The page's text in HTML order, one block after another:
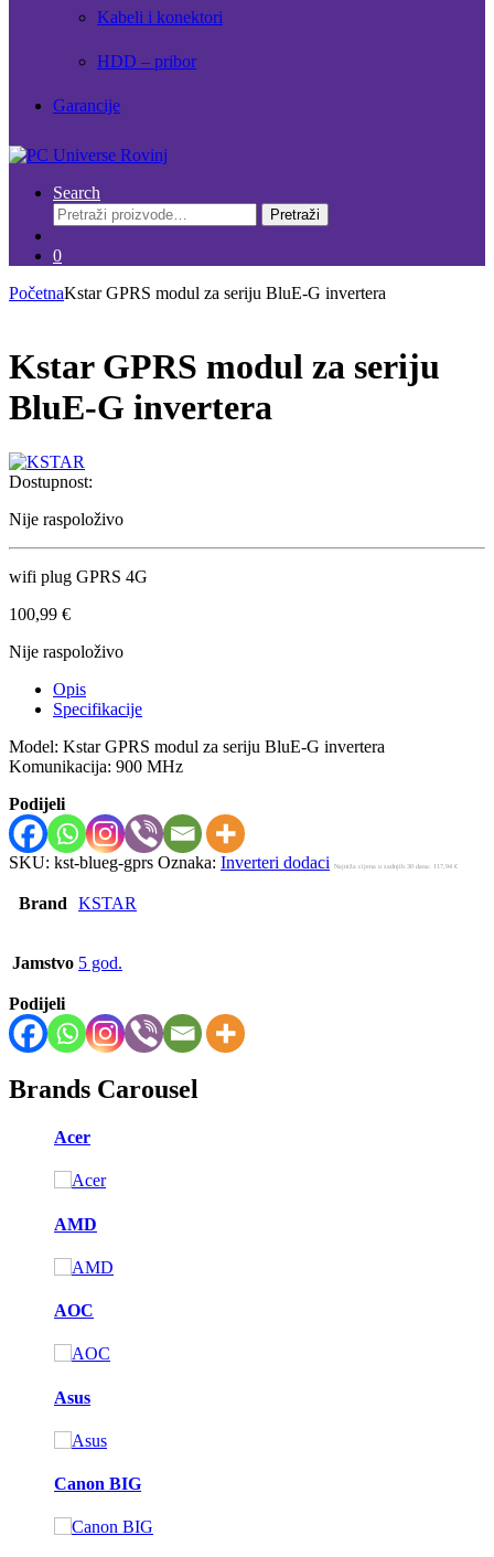
Kabeli i konektori
HDD – pribor
Garancije
Search
Pretraži:
Pretraži
0
PočetnaKstar GPRS modul za seriju BluE-G invertera
Kstar GPRS modul za seriju
BluE-G invertera
Dostupnost:
Nije raspoloživo
wifi plug GPRS 4G
100,99 €
Nije raspoloživo
Opis
Specifikacije
Model: Kstar GPRS modul za seriju BluE-G invertera
Komunikacija: 900 MHz
Podijeli
SKU: kst-blueg-gprs Oznaka: Inverteri dodaci Najniža cijena u zadnjih 30 dana: 117,94 €
Brand KSTAR
Jamstvo 5 god.
Podijeli
Brands Carousel
Acer
AMD
AOC
Asus
Canon BIG